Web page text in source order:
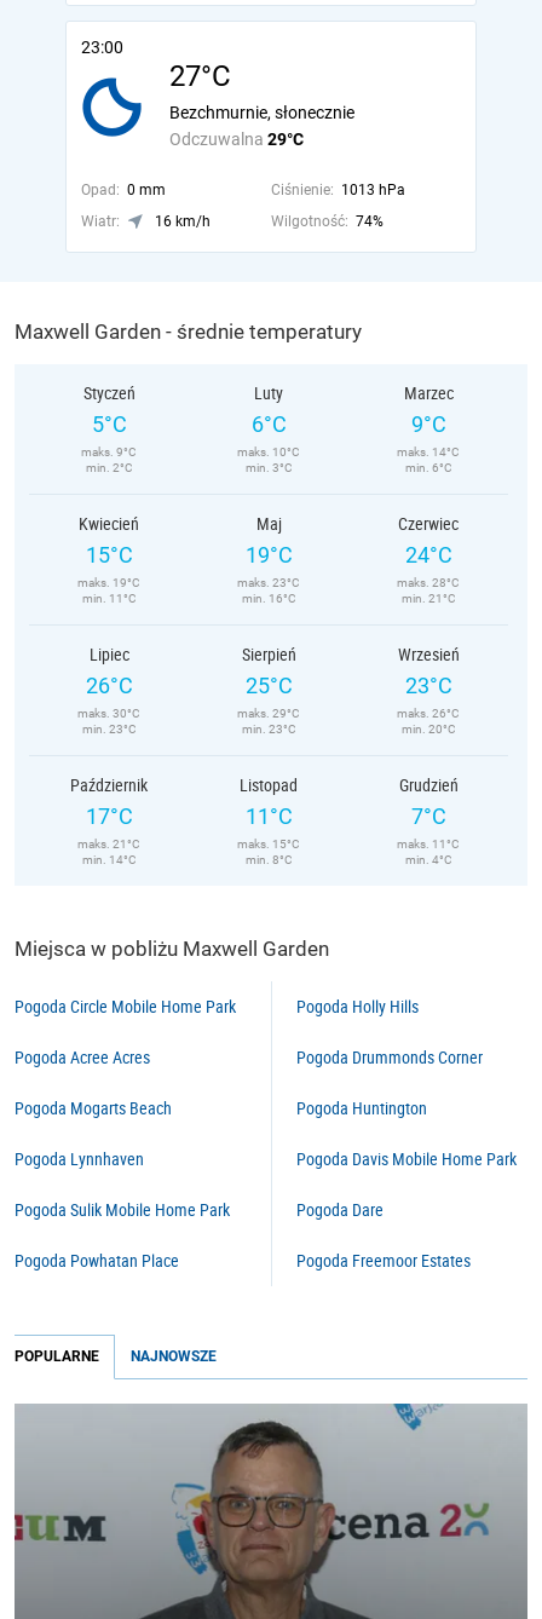
23:00
27°C
Odczuwalna 29°C
Bezchmurnie, słonecznie
Opad: 0 mm Ciśnienie: 1013 hPa
Wiatr:
16 km/h Wilgotność: 74%
Maxwell Garden - średnie temperatury
Styczeń
5°C
maks. 9°C
min. 2°C
Luty
6°C
maks. 10°C
min. 3°C
Marzec
9°C
maks. 14°C
min. 6°C
Kwiecień
15°C
maks. 19°C
min. 11°C
Maj
19°C
maks. 23°C
min. 16°C
Czerwiec
24°C
maks. 28°C
min. 21°C
Lipiec
26°C
maks. 30°C
min. 23°C
Sierpień
25°C
maks. 29°C
min. 23°C
Wrzesień
23°C
maks. 26°C
min. 20°C
Październik
17°C
maks. 21°C
min. 14°C
Listopad
11°C
maks. 15°C
min. 8°C
Grudzień
7°C
maks. 11°C
min. 4°C
Miejsca w pobliżu Maxwell Garden
Pogoda Circle Mobile Home Park
Pogoda Acree Acres
Pogoda Mogarts Beach
Pogoda Lynnhaven
Pogoda Sulik Mobile Home Park
Pogoda Powhatan Place
Pogoda Holly Hills
Pogoda Drummonds Corner
Pogoda Huntington
Pogoda Davis Mobile Home Park
Pogoda Dare
Pogoda Freemoor Estates
POPULARNE NAJNOWSZE